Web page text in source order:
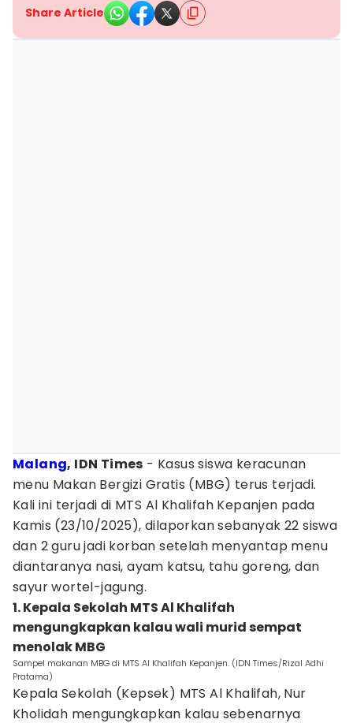
Share Article
Malang, IDN Times - Kasus siswa keracunan
menu Makan Bergizi Gratis (MBG) terus terjadi.
Kali ini terjadi di MTS Al Khalifah Kepanjen pada
Kamis (23/10/2025), dilaporkan sebanyak 22 siswa
dan 2 guru jadi korban setelah menyantap menu
diantaranya nasi, ayam katsu, tahu goreng, dan
sayur wortel-jagung.
1. Kepala Sekolah MTS Al Khalifah
mengungkapkan kalau wali murid sempat
menolak MBG
Sampel makanan MBG di MTS Al Khalifah Kepanjen. (IDN Times/Rizal Adhi
Pratama)
Kepala Sekolah (Kepsek) MTS Al Khalifah, Nur
Kholidah mengungkapkan kalau sebenarnya